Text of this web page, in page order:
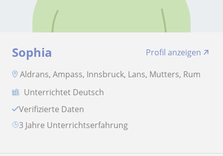
Sophia
Profil anzeigen
Aldrans, Ampass, Innsbruck, Lans, Mutters, Rum
Unterrichtet Deutsch
Verifizierte Daten
3 Jahre Unterrichtserfahrung